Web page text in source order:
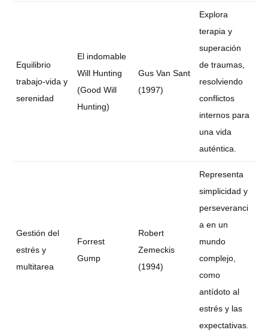
Equilibrio
trabajo-vida y
serenidad
El indomable
Will Hunting
(Good Will
Hunting)
Gus Van Sant
(1997)
Explora
terapia y
superación
de traumas,
resolviendo
conflictos
internos para
una vida
auténtica.
Gestión del
estrés y
multitarea
Forrest
Gump
Robert
Zemeckis
(1994)
Representa
simplicidad y
perseveranci
a en un
mundo
complejo,
como
antídoto al
estrés y las
expectativas.